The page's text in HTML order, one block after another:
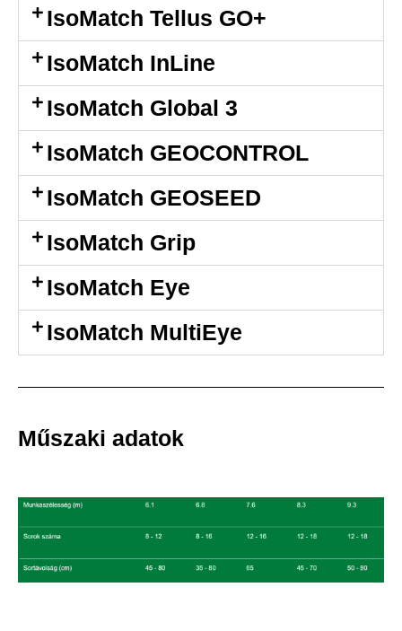
IsoMatch Tellus GO+
IsoMatch InLine
IsoMatch Global 3
IsoMatch GEOCONTROL
IsoMatch GEOSEED
IsoMatch Grip
IsoMatch Eye
IsoMatch MultiEye
Műszaki adatok